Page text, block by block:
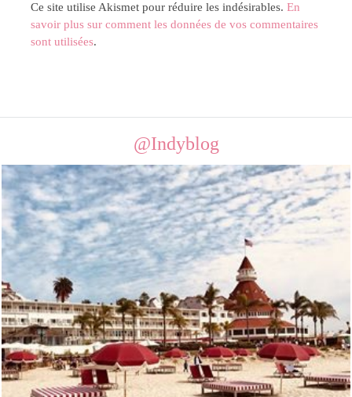
Ce site utilise Akismet pour réduire les indésirables. En
savoir plus sur comment les données de vos commentaires
sont utilisées.
@Indyblog